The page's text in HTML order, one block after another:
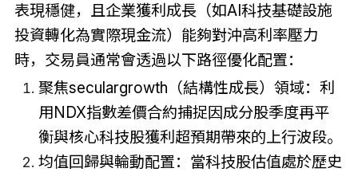
表現穩健，且企業獲利成長（如AI科技基礎設施
投資轉化為實際現金流）能夠對沖高利率壓力
時，交易員通常會透過以下路徑優化配置：
聚焦seculargrowth（結構性成長）領域：利
用NDX指數差價合約捕捉因成分股季度再平
衡與核心科技股獲利超預期帶來的上行波段。
均值回歸與輪動配置：當科技股估值處於歷史